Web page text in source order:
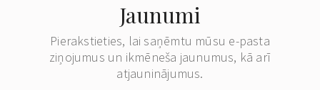
Jaunumi
Pierakstieties, lai saņēmtu mūsu e-pasta
ziņojumus un ikmēneša jaunumus, kā arī
atjauninājumus.